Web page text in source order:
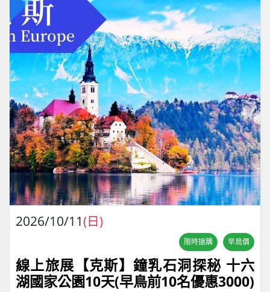
2026/10/11(日)
限時搶購 早鳥價
線上旅展【克斯】鐘乳石洞探秘 十六
湖國家公園10天(早鳥前10名優惠3000)